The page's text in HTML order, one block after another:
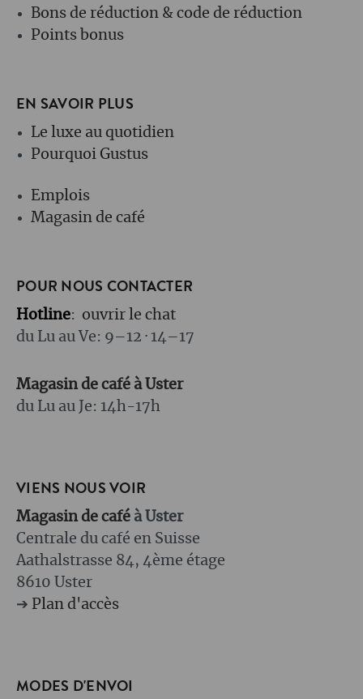
Bons de réduction & code de réduction
Points bonus
EN SAVOIR PLUS
Le luxe au quotidien
Pourquoi Gustus
Emplois
Magasin de café
POUR NOUS CONTACTER
Hotline: ouvrir le chat
du Lu au Ve: 9–12 · 14–17
Magasin de café à Uster
du Lu au Je: 14h-17h
VIENS NOUS VOIR
Magasin de café à Uster
Centrale du café en Suisse
Aathalstrasse 84, 4ème étage
8610 Uster
➔ Plan d'accès
MODES D'ENVOI